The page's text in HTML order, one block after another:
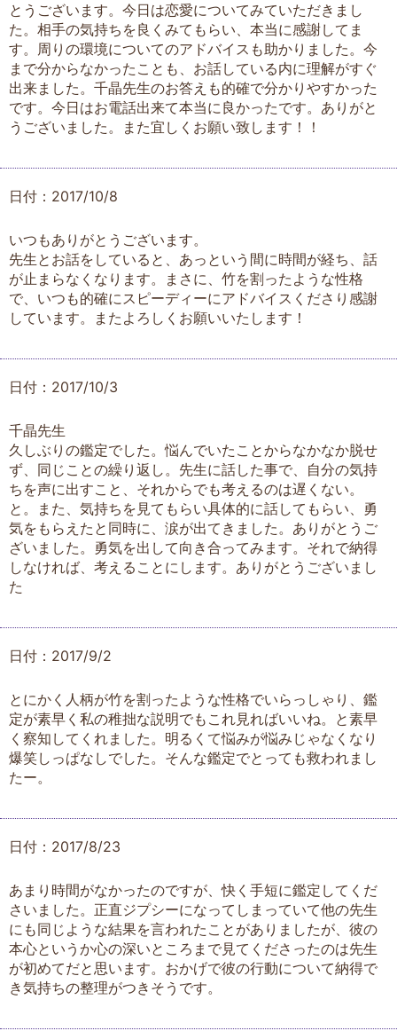
とうございます。今日は恋愛についてみていただきまし
た。相手の気持ちを良くみてもらい、本当に感謝してま
す。周りの環境についてのアドバイスも助かりました。今
まで分からなかったことも、お話している内に理解がすぐ
出来ました。千晶先生のお答えも的確で分かりやすかった
です。今日はお電話出来て本当に良かったです。ありがと
うございました。また宜しくお願い致します！！
日付：2017/10/8
いつもありがとうございます。
先生とお話をしていると、あっという間に時間が経ち、話
が止まらなくなります。まさに、竹を割ったような性格
で、いつも的確にスピーディーにアドバイスくださり感謝
しています。またよろしくお願いいたします！
日付：2017/10/3
千晶先生
久しぶりの鑑定でした。悩んでいたことからなかなか脱せ
ず、同じことの繰り返し。先生に話した事で、自分の気持
ちを声に出すこと、それからでも考えるのは遅くない。
と。また、気持ちを見てもらい具体的に話してもらい、勇
気をもらえたと同時に、涙が出てきました。ありがとうご
ざいました。勇気を出して向き合ってみます。それで納得
しなければ、考えることにします。ありがとうございまし
た
日付：2017/9/2
とにかく人柄が竹を割ったような性格でいらっしゃり、鑑
定が素早く私の稚拙な説明でもこれ見ればいいね。と素早
く察知してくれました。明るくて悩みが悩みじゃなくなり
爆笑しっぱなしでした。そんな鑑定でとっても救われまし
たー。
日付：2017/8/23
あまり時間がなかったのですが、快く手短に鑑定してくだ
さいました。正直ジプシーになってしまっていて他の先生
にも同じような結果を言われたことがありましたが、彼の
本心というか心の深いところまで見てくださったのは先生
が初めてだと思います。おかげで彼の行動について納得で
き気持ちの整理がつきそうです。